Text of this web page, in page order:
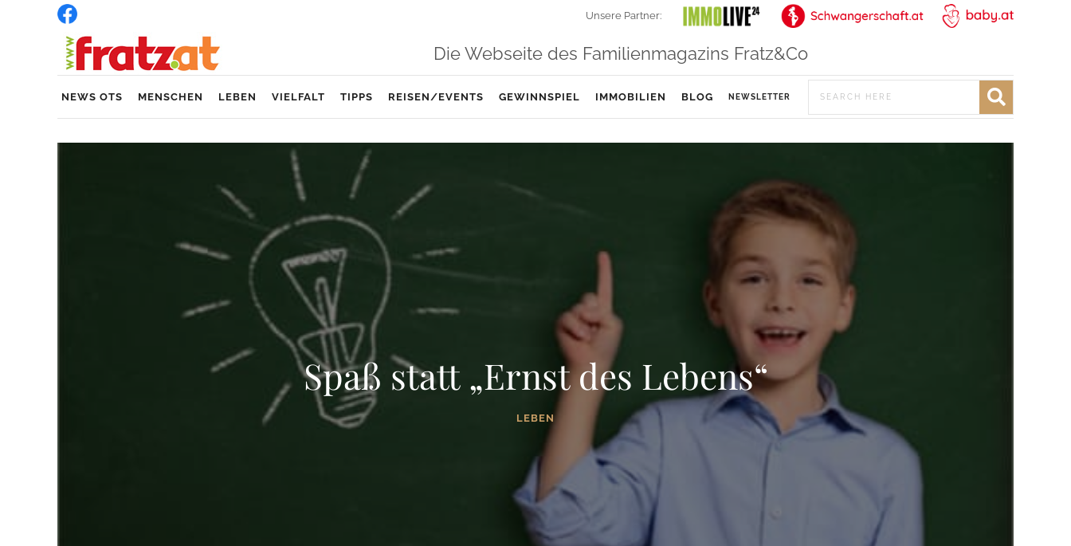
Unsere Partner:
Die Webseite des Familienmagazins Fratz&Co
NEWS OTS MENSCHEN LEBEN VIELFALT TIPPS REISEN/EVENTS GEWINNSPIEL IMMOBILIEN BLOG NEWSLETTER
Spaß statt „Ernst des Lebens“
LEBEN